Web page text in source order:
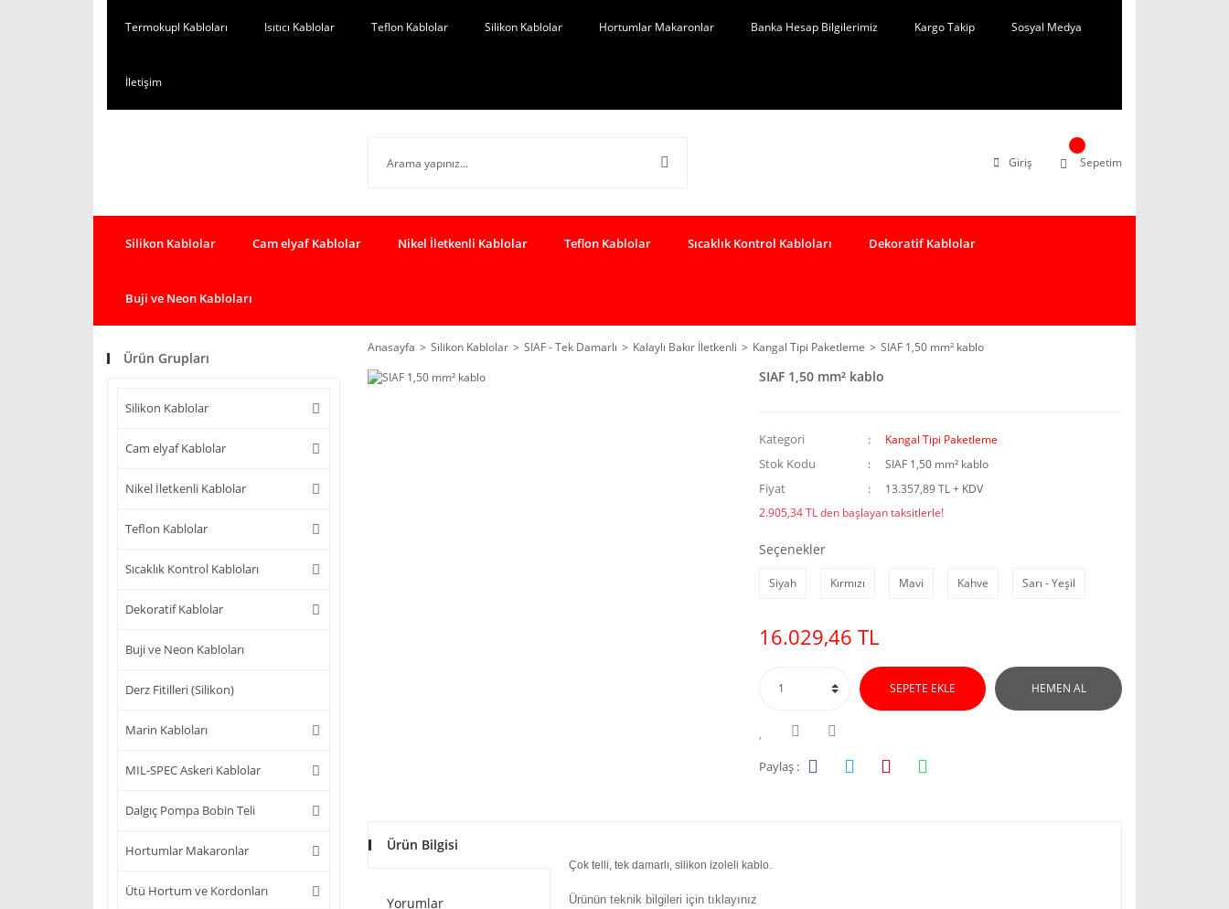
Termokupl Kabloları Isıtıcı Kablolar Teflon Kablolar Silikon Kablolar Hortumlar Makaronlar Banka Hesap Bilgilerimiz Kargo Takip Sosyal Medya
İletişim
Giriş Sepetim
Silikon Kablolar Cam elyaf Kablolar Nikel İletkenli Kablolar Teflon Kablolar Sıcaklık Kontrol Kabloları Dekoratif Kablolar
Buji ve Neon Kabloları
Ürün Grupları
Silikon Kablolar
Cam elyaf Kablolar
Nikel İletkenli Kablolar
Teflon Kablolar
Sıcaklık Kontrol Kabloları
Dekoratif Kablolar
Buji ve Neon Kabloları
Derz Fitilleri (Silikon)
Marin Kabloları
MIL-SPEC Askeri Kablolar
Dalgıç Pompa Bobin Teli
Hortumlar Makaronlar
Ütü Hortum ve Kordonları
Anasayfa Silikon Kablolar SIAF - Tek Damarlı Kalaylı Bakır İletkenli Kangal Tipi Paketleme SIAF 1,50 mm² kablo
SIAF 1,50 mm² kablo
Kategori Kangal Tipi Paketleme
Stok Kodu SIAF 1,50 mm² kablo
Fiyat
13.357,89 TL + KDV
2.905,34 TL den başlayan taksitlerle!
Seçenekler
Siyah Kırmızı Mavi Kahve Sarı - Yeşil
16.029,46 TL
SEPETE EKLE HEMEN AL
Paylaş :
Ürün Bilgisi
Yorumlar
Çok telli, tek damarlı, silikon izoleli kablo.
Ürünün teknik bilgileri için tıklayınız